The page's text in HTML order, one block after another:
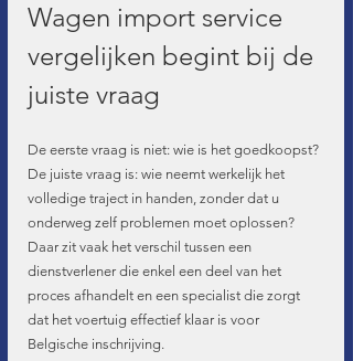
Wagen import service
vergelijken begint bij de
juiste vraag
De eerste vraag is niet: wie is het goedkoopst?
De juiste vraag is: wie neemt werkelijk het
volledige traject in handen, zonder dat u
onderweg zelf problemen moet oplossen?
Daar zit vaak het verschil tussen een
dienstverlener die enkel een deel van het
proces afhandelt en een specialist die zorgt
dat het voertuig effectief klaar is voor
Belgische inschrijving.